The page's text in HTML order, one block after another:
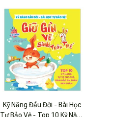
Kỹ Năng Đầu Đời - Bài Học
Tự Bảo Vệ - Top 10 Kỹ Năng